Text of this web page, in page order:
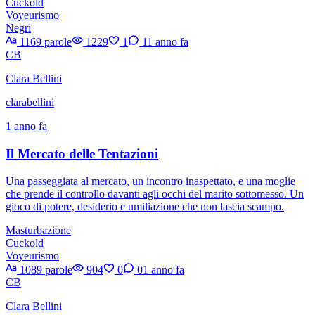
Cuckold
Voyeurismo
Negri
1169 parole
1229 1 11 anno fa
CB
Clara Bellini
clarabellini
1 anno fa
Il Mercato delle Tentazioni
Una passeggiata al mercato, un incontro inaspettato, e una moglie
che prende il controllo davanti agli occhi del marito sottomesso. Un
gioco di potere, desiderio e umiliazione che non lascia scampo.
Masturbazione
Cuckold
Voyeurismo
1089 parole
904 0 01 anno fa
CB
Clara Bellini